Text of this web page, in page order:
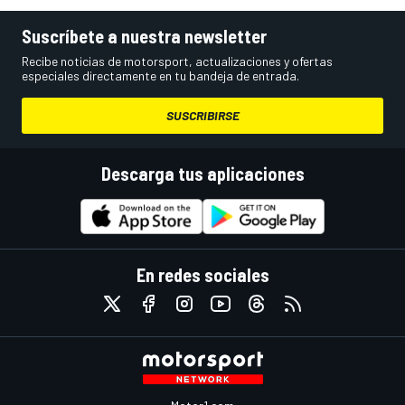
Suscríbete a nuestra newsletter
Recibe noticias de motorsport, actualizaciones y ofertas
especiales directamente en tu bandeja de entrada.
SUSCRIBIRSE
Descarga tus aplicaciones
En redes sociales